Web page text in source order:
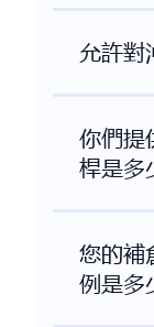
允許對
你們提
桿是多
您的補
例是多